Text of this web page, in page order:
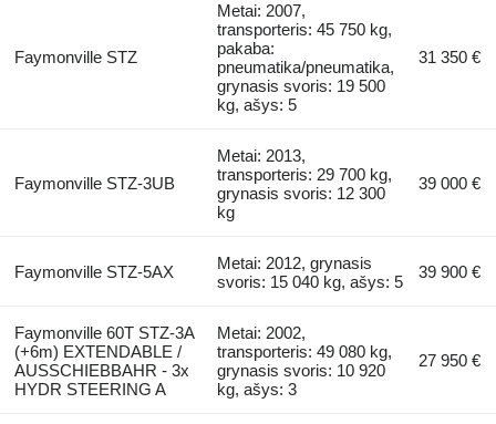
Faymonville STZ
Metai: 2007,
transporteris: 45 750 kg,
pakaba:
pneumatika/pneumatika,
grynasis svoris: 19 500
kg, ašys: 5
31 350 €
Faymonville STZ-3UB
Metai: 2013,
transporteris: 29 700 kg,
grynasis svoris: 12 300
kg
39 000 €
Faymonville STZ-5AX
Metai: 2012, grynasis
svoris: 15 040 kg, ašys: 5
39 900 €
Faymonville 60T STZ-3A
(+6m) EXTENDABLE /
AUSSCHIEBBAHR - 3x
HYDR STEERING A
Metai: 2002,
transporteris: 49 080 kg,
grynasis svoris: 10 920
kg, ašys: 3
27 950 €